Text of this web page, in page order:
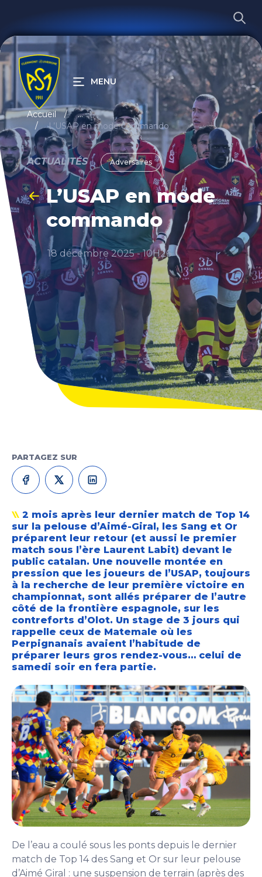
RECHERCHER
MENU
Accueil
...
L’USAP en mode commando
ACTUALITÉS Adversaires
L’USAP en mode
commando
18 décembre 2025 - 10H26
PARTAGEZ SUR
2 mois après leur dernier match de Top 14
sur la pelouse d’Aimé-Giral, les Sang et Or
préparent leur retour (et aussi le premier
match sous l’ère Laurent Labit) devant le
public catalan. Une nouvelle montée en
pression que les joueurs de l’USAP, toujours
à la recherche de leur première victoire en
championnat, sont allés préparer de l’autre
côté de la frontière espagnole, sur les
contreforts d’Olot. Un stage de 3 jours qui
rappelle ceux de Matemale où les
Perpignanais avaient l’habitude de
préparer leurs gros rendez-vous… celui de
samedi soir en fera partie.
De l’eau a coulé sous les ponts depuis le dernier
match de Top 14 des Sang et Or sur leur pelouse
d’Aimé Giral : une suspension de terrain (après des